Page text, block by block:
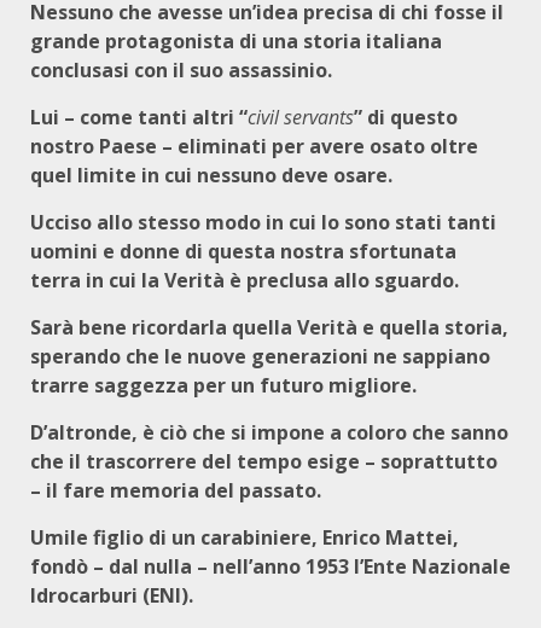
Nessuno che avesse un’idea precisa di chi fosse il
grande protagonista di una storia italiana
conclusasi con il suo assassinio.
Lui – come tanti altri “civil servants” di questo
nostro Paese – eliminati per avere osato oltre
quel limite in cui nessuno deve osare.
Ucciso allo stesso modo in cui lo sono stati tanti
uomini e donne di questa nostra sfortunata
terra in cui la Verità è preclusa allo sguardo.
Sarà bene ricordarla quella Verità e quella storia,
sperando che le nuove generazioni ne sappiano
trarre saggezza per un futuro migliore.
D’altronde, è ciò che si impone a coloro che sanno
che il trascorrere del tempo esige – soprattutto
– il fare memoria del passato.
Umile figlio di un carabiniere, Enrico Mattei,
fondò – dal nulla – nell’anno 1953 l’Ente Nazionale
Idrocarburi (ENI).